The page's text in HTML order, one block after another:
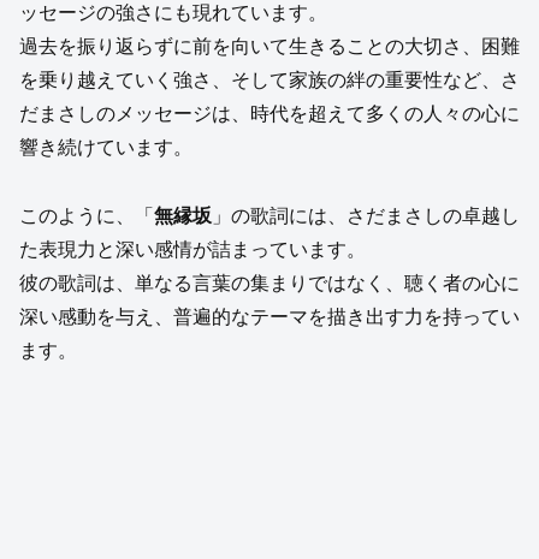
ッセージの強さにも現れています。
過去を振り返らずに前を向いて生きることの大切さ、困難
を乗り越えていく強さ、そして家族の絆の重要性など、さ
だまさしのメッセージは、時代を超えて多くの人々の心に
響き続けています。
このように、「 無縁坂 」の歌詞には、さだまさしの卓越し
た表現力と深い感情が詰まっています。
彼の歌詞は、単なる言葉の集まりではなく、聴く者の心に
深い感動を与え、普遍的なテーマを描き出す力を持ってい
ます。